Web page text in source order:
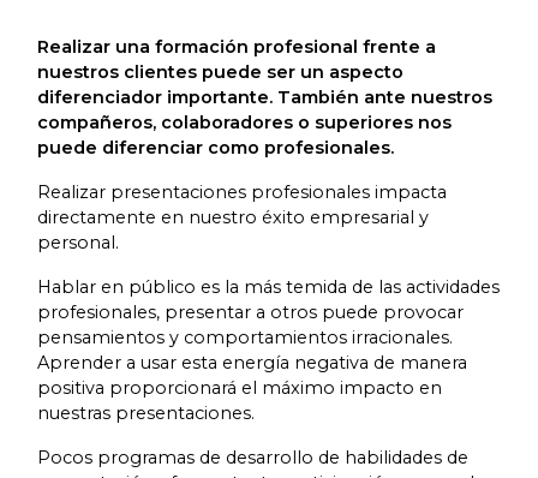
Realizar una formación profesional frente a
nuestros clientes puede ser un aspecto
diferenciador importante. También ante nuestros
compañeros, colaboradores o superiores nos
puede diferenciar como profesionales.
Realizar presentaciones profesionales impacta
directamente en nuestro éxito empresarial y
personal.
Hablar en público es la más temida de las actividades
profesionales, presentar a otros puede provocar
pensamientos y comportamientos irracionales.
Aprender a usar esta energía negativa de manera
positiva proporcionará el máximo impacto en
nuestras presentaciones.
Pocos programas de desarrollo de habilidades de